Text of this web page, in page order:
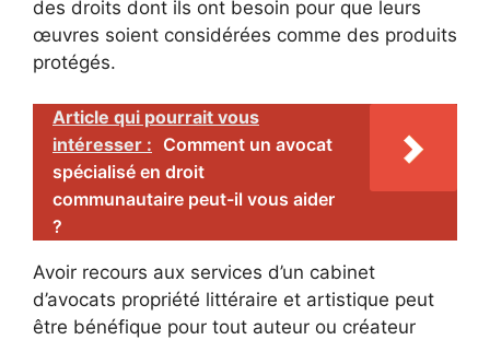
des droits dont ils ont besoin pour que leurs
œuvres soient considérées comme des produits
protégés.
Article qui pourrait vous
intéresser : Comment un avocat
spécialisé en droit
communautaire peut-il vous aider
?
Avoir recours aux services d’un cabinet
d’avocats propriété littéraire et artistique peut
être bénéfique pour tout auteur ou créateur